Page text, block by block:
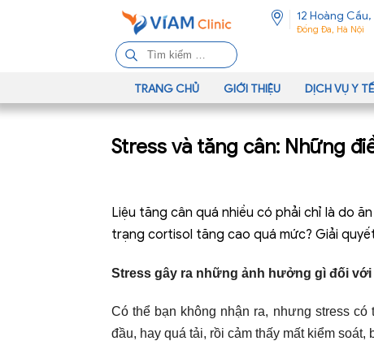
12 Hoàng
Đống Đa, Hà Nội
ì
m
k
ế
o
:
TRANG CHỦ GIỚI THIỆU DỊCH VỤ Y TẾ
Stress và tăng cân: Những
Liệu tăng cân quá nhiều có phải chỉ là do
trạng cortisol tăng cao quá mức? Giải
Stress gây ra những ảnh hưởng gì đối với
Có thể bạn không nhận ra, nhưng stress
đầu, hay quá tải, rồi cảm thấy mất kiểm